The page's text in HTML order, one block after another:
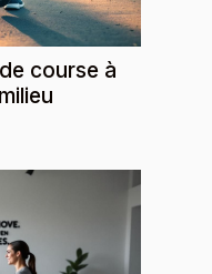
course à